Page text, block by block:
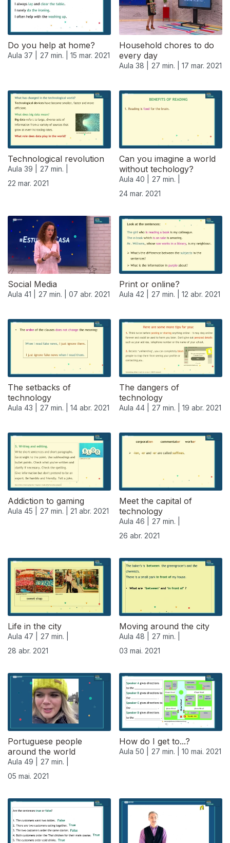
Do you help at home?
Aula 37 | 27 min. | 15 mar. 2021
Household chores to do
every day
Aula 38 | 27 min. | 17 mar. 2021
Technological revolution
Aula 39 |
27 min. |
22 mar. 2021
Can you imagine a world
without techology?
Aula 40 |
27 min. |
24 mar. 2021
Social Media
Aula 41 | 27 min. | 07 abr. 2021
Print or online?
Aula 42 | 27 min. | 12 abr. 2021
The setbacks of
technology
Aula 43 | 27 min. | 14 abr. 2021
The dangers of
technology
Aula 44 | 27 min. | 19 abr. 2021
Addiction to gaming
Aula 45 | 27 min. | 21 abr. 2021
Meet the capital of
technology
Aula 46 |
27 min. |
26 abr. 2021
Life in the city
Aula 47 |
27 min. |
28 abr. 2021
Moving around the city
Aula 48 |
27 min. |
03 mai. 2021
541250
Portuguese people
around the world
Aula 49 |
27 min. |
05 mai. 2021
How do I get to...?
Aula 50 | 27 min. | 10 mai. 2021